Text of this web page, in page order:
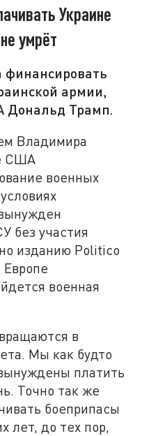
Украине
умрёт
финансировать
армии,
Дональд Трамп.
Владимира
США
военных
без участия
изданию Politico
военная
в
Мы как будто
платить
Точно так же
боеприпасы
лет, до тех пор,